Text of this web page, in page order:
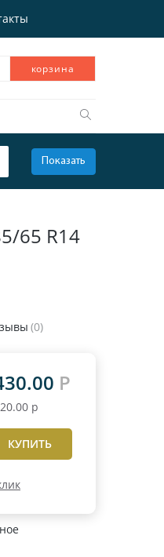
корзина
ОТКРЫТЬПоказать
65 R14
(0)
Р
р
КУПИТЬ